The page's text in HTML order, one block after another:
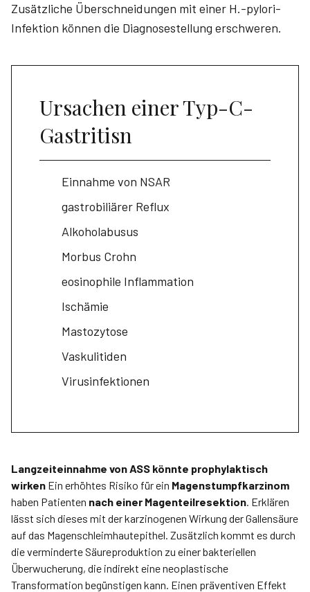
Zusätzliche Überschneidungen mit einer H.-pylori-
Infektion können die Diagnosestellung erschweren.
Ursachen einer Typ-C-
Gastritisn
Einnahme von NSAR
gastrobiliärer Reflux
Alkoholabusus
Morbus Crohn
eosinophile Inflammation
Ischämie
Mastozytose
Vaskulitiden
Virusinfektionen
Langzeiteinnahme von ASS könnte prophylaktisch
wirken Ein erhöhtes Risiko für ein Magenstumpfkarzinom
haben Patienten nach einer Magenteilresektion. Erklären
lässt sich dieses mit der karzinogenen Wirkung der Gallensäure
auf das Magenschleimhautepithel. Zusätzlich kommt es durch
die verminderte Säureproduktion zu einer bakteriellen
Überwucherung, die indirekt eine neoplastische
Transformation begünstigen kann. Einen präventiven Effekt